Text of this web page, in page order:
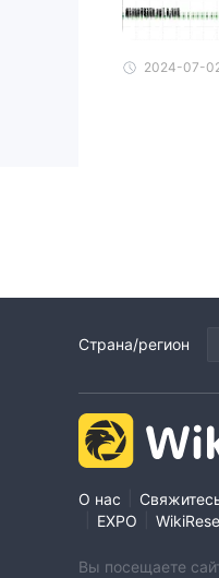
2024-07-
Страна/регион
О нас
EXPO
Вы посещаете